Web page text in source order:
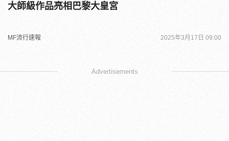
大師級作品亮相巴黎大皇宮
MF流行速報 2025年3月17日 09:00
Advertisements